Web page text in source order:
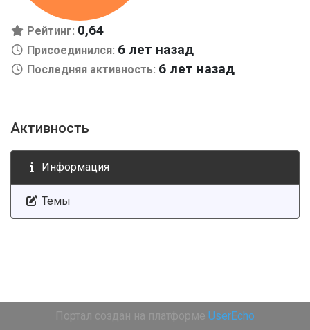
Рейтинг: 0,64
Присоединился: 6 лет назад
Последняя активность: 6 лет назад
Активность
Информация
Темы
Портал создан на платформе UserEcho